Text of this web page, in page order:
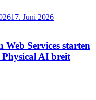
17. Juni 2026
Services starten
Physical AI breit